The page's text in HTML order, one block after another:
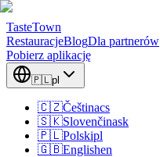
TasteTown
RestauracjeBlogDla partnerów
Pobierz aplikację
🇵🇱pl
🇨🇿Češtinacs
🇸🇰Slovenčinask
🇵🇱Polskipl
🇬🇧Englishen